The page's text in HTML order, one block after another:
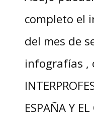
completo el
del mes de
infografías ,
ESPAÑA Y